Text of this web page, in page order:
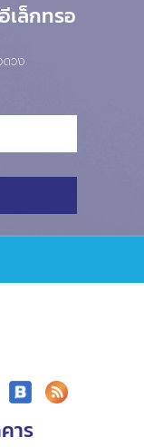
เล็กทรอ
ดวง
าร